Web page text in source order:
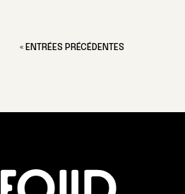
« ENTRÉES PRÉCÉDENTES